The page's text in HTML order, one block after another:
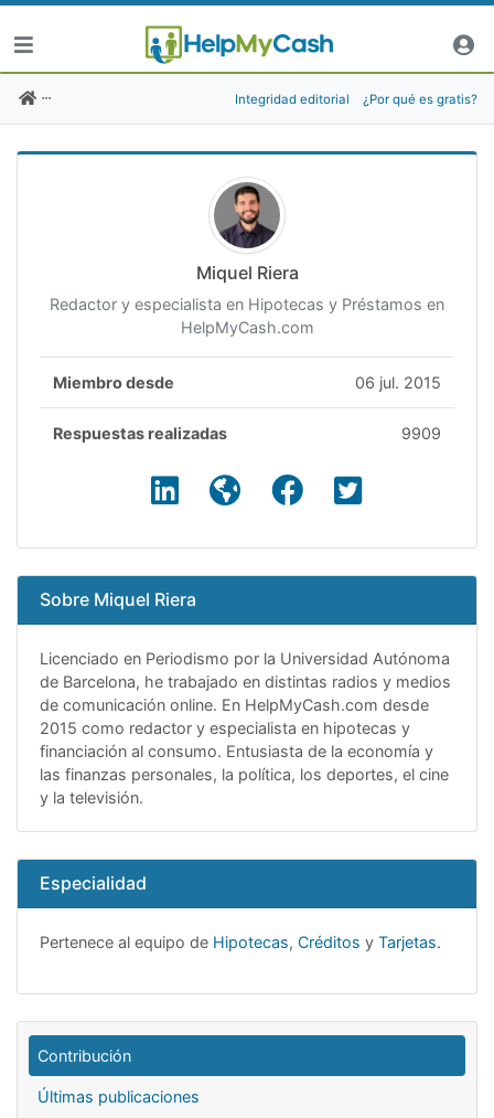
Integridad editorial ¿Por qué es gratis?
Miquel Riera
Redactor y especialista en Hipotecas y Préstamos en
HelpMyCash.com
Miembro desde 06 jul. 2015
Respuestas realizadas 9909
Sobre Miquel Riera
Licenciado en Periodismo por la Universidad Autónoma
de Barcelona, he trabajado en distintas radios y medios
de comunicación online. En HelpMyCash.com desde
2015 como redactor y especialista en hipotecas y
financiación al consumo. Entusiasta de la economía y
las finanzas personales, la política, los deportes, el cine
y la televisión.
Especialidad
Pertenece al equipo de Hipotecas, Créditos y Tarjetas.
Contribución
Últimas publicaciones